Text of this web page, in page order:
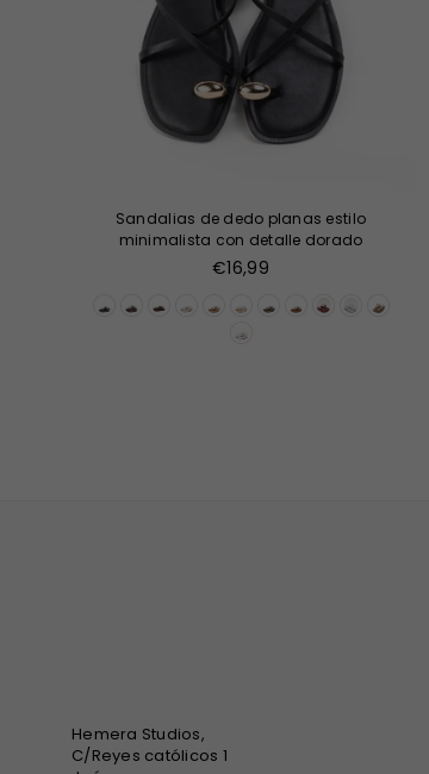
Sandalias de dedo planas estilo
minimalista con detalle dorado
Precio
€16,99
Hemera Studios,
C/Reyes católicos 1